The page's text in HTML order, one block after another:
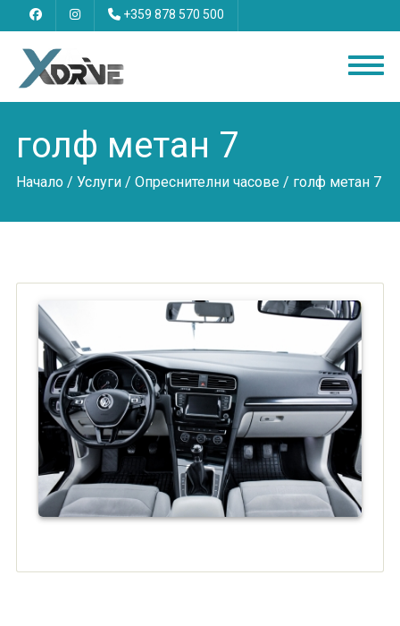
+359 878 570 500
голф метан 7
Начало/ Услуги/ Опреснителни часове/ голф метан 7